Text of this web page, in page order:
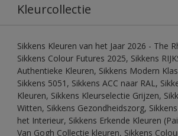
Kleurcollectie
Sikkens Kleuren van het Jaar 2026 - The
Sikkens Colour Futures 2025, Sikkens
Authentieke Kleuren, Sikkens Modern
Sikkens 5051, Sikkens ACC naar RAL,
Kleuren, Sikkens Kleurselectie Grijzen,
Witten, Sikkens Gezondheidszorg,
het Interieur, Sikkens Erkende Kleuren
Van Gogh Collectie kleuren, Sikkens